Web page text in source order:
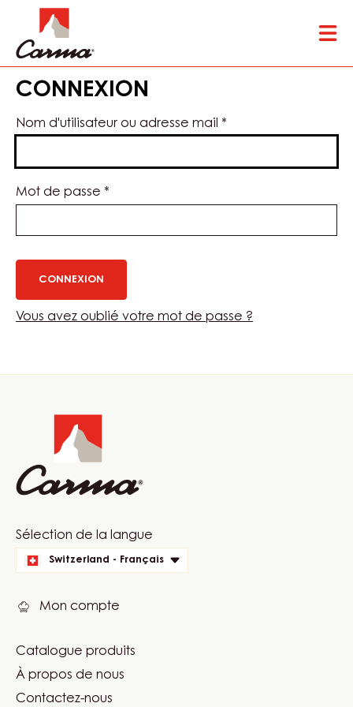
to
main
content
CONNEXION
Nom d'utilisateur ou adresse mail *
Mot de passe *
Vous avez oublié votre mot de passe ?
Website
quick
Sélection de la langue
Switzerland - Français
Mon compte
Footer
Carma
Catalogue produits
À propos de nous
Contactez-nous